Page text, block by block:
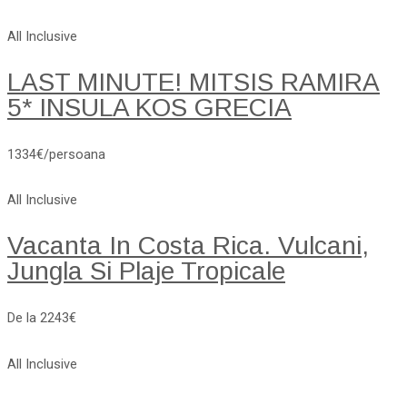
All Inclusive
LAST MINUTE! MITSIS RAMIRA
5* INSULA KOS GRECIA
1334€/persoana
All Inclusive
Vacanta In Costa Rica. Vulcani,
Jungla Si Plaje Tropicale
De la 2243€
All Inclusive